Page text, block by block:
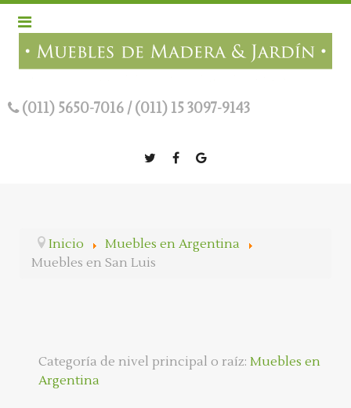
(011) 5650-7016 /(011) 15 3097-9143
Inicio
Muebles en Argentina
Muebles en San Luis
Categoría de nivel principal o raíz: Muebles en
Argentina